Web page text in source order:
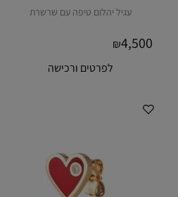
עגיל יהלום טיפה עם שרשרת
₪4,500
לפרטים ורכישה